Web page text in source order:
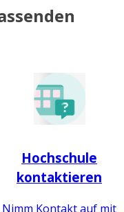
Hochschule
kontaktieren
Nimm Kontakt auf mit